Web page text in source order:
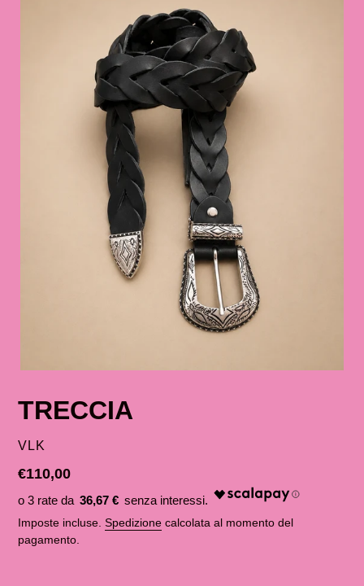
TRECCIA
VENDITORE
VLK
Prezzo
di
listino
€110,00
36,67 €
Imposte incluse. Spedizione calcolata al momento del
pagamento.